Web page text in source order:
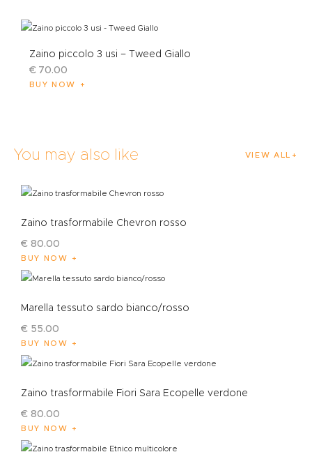
Zaino piccolo 3 usi – Tweed Giallo
€ 70.00
BUY NOW
You may also like VIEW ALL
Zaino trasformabile Chevron rosso
€ 80.00
BUY NOW
Marella tessuto sardo bianco/rosso
€ 55.00
BUY NOW
Zaino trasformabile Fiori Sara Ecopelle verdone
€ 80.00
BUY NOW